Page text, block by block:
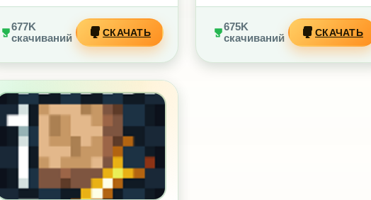
677K
скачиваний
СКАЧАТЬ
675K
скачиваний
СКАЧАТЬ
БЕЗ РЕКЛАМЫ